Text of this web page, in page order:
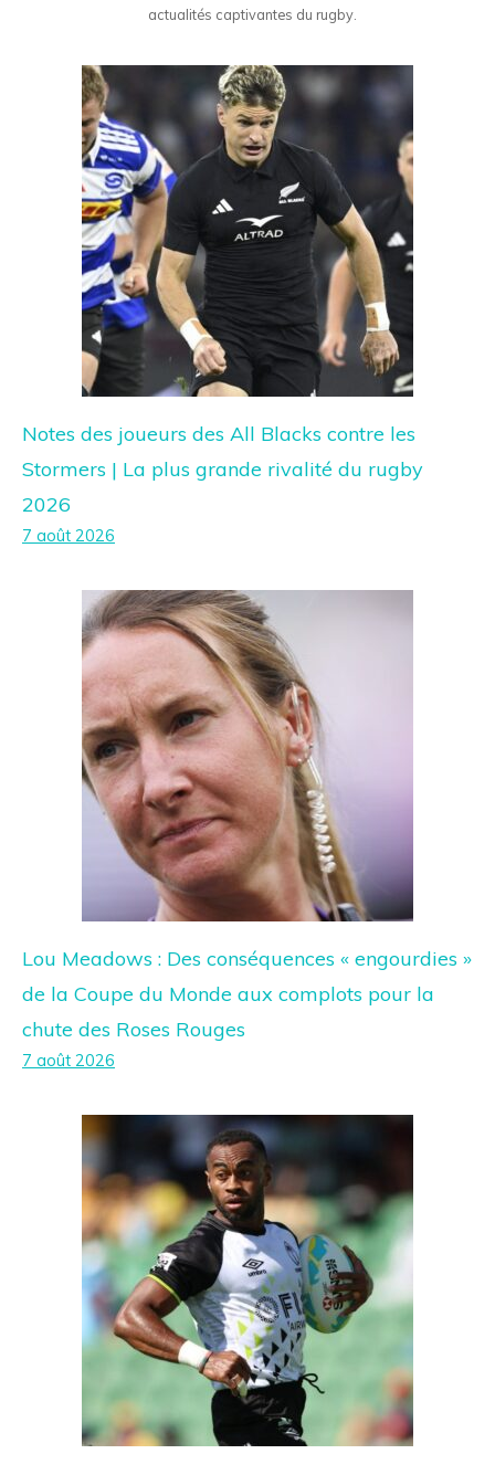
actualités captivantes du rugby.
Notes des joueurs des All Blacks contre les
Stormers | La plus grande rivalité du rugby
2026
7 août 2026
Lou Meadows : Des conséquences « engourdies »
de la Coupe du Monde aux complots pour la
chute des Roses Rouges
7 août 2026